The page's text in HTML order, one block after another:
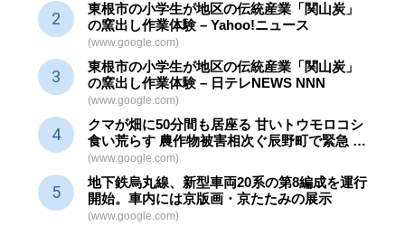
東根市の小学生が地区の伝統産業 「関山炭」
の窯出し作業体験 – Yahoo!ニュース
(www.google.com)
東根市の小学生が地区の伝統産業 「関山炭」
の窯出し作業体験 – 日テレNEWS NNN
(www.google.com)
クマが畑に50分間も居座る 甘いトウモロコシ
食い荒らす 農作物被害相次ぐ辰野町で緊急 …
(www.google.com)
地下鉄烏丸線、新型車両20系の第8編成を運行
開始。車内には京版画・京たたみの展示
(www.google.com)